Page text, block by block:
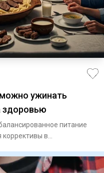
ужинать
здоровью
питание
коррективы в